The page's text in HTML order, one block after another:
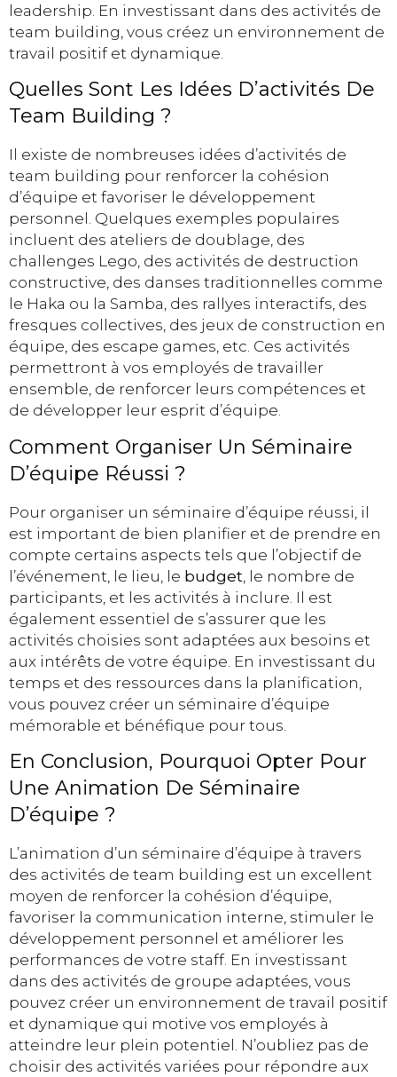
leadership. En investissant dans des activités de
team building, vous créez un environnement de
travail positif et dynamique.
Quelles Sont Les Idées D’activités De
Team Building ?
Il existe de nombreuses idées d’activités de
team building pour renforcer la cohésion
d’équipe et favoriser le développement
personnel. Quelques exemples populaires
incluent des ateliers de doublage, des
challenges Lego, des activités de destruction
constructive, des danses traditionnelles comme
le Haka ou la Samba, des rallyes interactifs, des
fresques collectives, des jeux de construction en
équipe, des escape games, etc. Ces activités
permettront à vos employés de travailler
ensemble, de renforcer leurs compétences et
de développer leur esprit d’équipe.
Comment Organiser Un Séminaire
D’équipe Réussi ?
Pour organiser un séminaire d’équipe réussi, il
est important de bien planifier et de prendre en
compte certains aspects tels que l’objectif de
l’événement, le lieu, le budget , le nombre de
participants, et les activités à inclure. Il est
également essentiel de s’assurer que les
activités choisies sont adaptées aux besoins et
aux intérêts de votre équipe. En investissant du
temps et des ressources dans la planification,
vous pouvez créer un séminaire d’équipe
mémorable et bénéfique pour tous.
En Conclusion, Pourquoi Opter Pour
Une Animation De Séminaire
D’équipe ?
L’animation d’un séminaire d’équipe à travers
des activités de team building est un excellent
moyen de renforcer la cohésion d’équipe,
favoriser la communication interne, stimuler le
développement personnel et améliorer les
performances de votre staff. En investissant
dans des activités de groupe adaptées, vous
pouvez créer un environnement de travail positif
et dynamique qui motive vos employés à
atteindre leur plein potentiel. N’oubliez pas de
choisir des activités variées pour répondre aux